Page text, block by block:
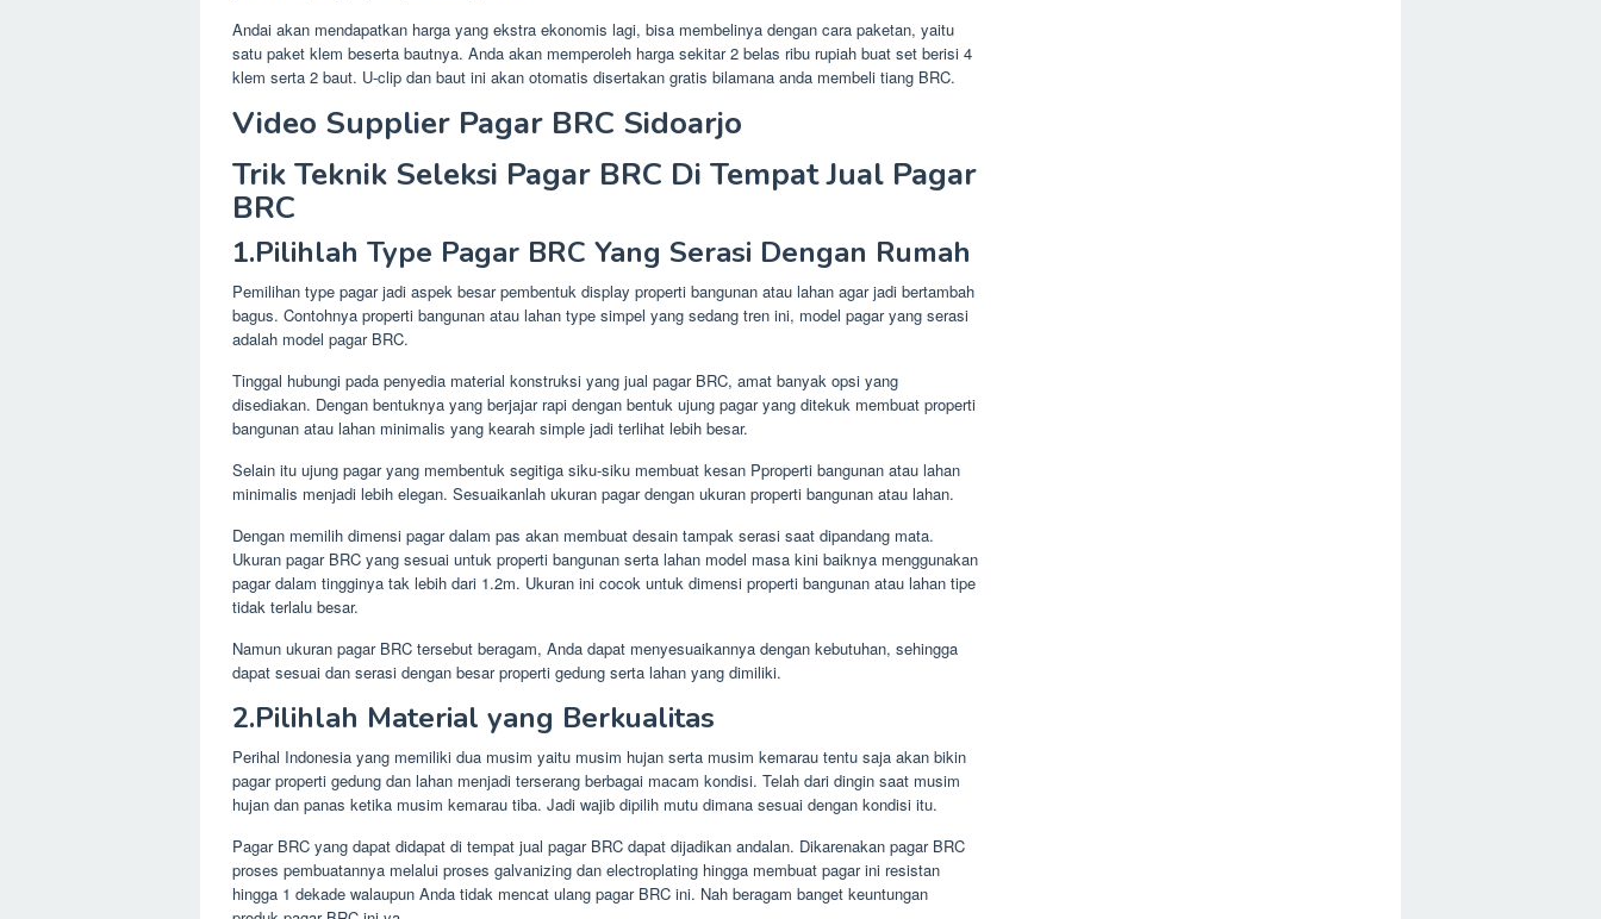
Andai akan mendapatkan harga yang ekstra ekonomis lagi, bisa membelinya dengan cara paketan, yaitu
satu paket klem beserta bautnya. Anda akan memperoleh harga sekitar 2 belas ribu rupiah buat set berisi 4
klem serta 2 baut. U-clip dan baut ini akan otomatis disertakan gratis bilamana anda membeli tiang BRC.
Video Supplier Pagar BRC Sidoarjo
Trik Teknik Seleksi Pagar BRC Di Tempat Jual Pagar
BRC
1.Pilihlah Type Pagar BRC Yang Serasi Dengan Rumah
Pemilihan type pagar jadi aspek besar pembentuk display properti bangunan atau lahan agar jadi bertambah
bagus. Contohnya properti bangunan atau lahan type simpel yang sedang tren ini, model pagar yang serasi
adalah model pagar BRC.
Tinggal hubungi pada penyedia material konstruksi yang jual pagar BRC, amat banyak opsi yang
disediakan. Dengan bentuknya yang berjajar rapi dengan bentuk ujung pagar yang ditekuk membuat properti
bangunan atau lahan minimalis yang kearah simple jadi terlihat lebih besar.
Selain itu ujung pagar yang membentuk segitiga siku-siku membuat kesan Pproperti bangunan atau lahan
minimalis menjadi lebih elegan. Sesuaikanlah ukuran pagar dengan ukuran properti bangunan atau lahan.
Dengan memilih dimensi pagar dalam pas akan membuat desain tampak serasi saat dipandang mata.
Ukuran pagar BRC yang sesuai untuk properti bangunan serta lahan model masa kini baiknya menggunakan
pagar dalam tingginya tak lebih dari 1.2m. Ukuran ini cocok untuk dimensi properti bangunan atau lahan tipe
tidak terlalu besar.
Namun ukuran pagar BRC tersebut beragam, Anda dapat menyesuaikannya dengan kebutuhan, sehingga
dapat sesuai dan serasi dengan besar properti gedung serta lahan yang dimiliki.
2.Pilihlah Material yang Berkualitas
Perihal Indonesia yang memiliki dua musim yaitu musim hujan serta musim kemarau tentu saja akan bikin
pagar properti gedung dan lahan menjadi terserang berbagai macam kondisi. Telah dari dingin saat musim
hujan dan panas ketika musim kemarau tiba. Jadi wajib dipilih mutu dimana sesuai dengan kondisi itu.
Pagar BRC yang dapat didapat di tempat jual pagar BRC dapat dijadikan andalan. Dikarenakan pagar BRC
proses pembuatannya melalui proses galvanizing dan electroplating hingga membuat pagar ini resistan
hingga 1 dekade walaupun Anda tidak mencat ulang pagar BRC ini. Nah beragam banget keuntungan